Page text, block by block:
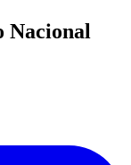
Nacional